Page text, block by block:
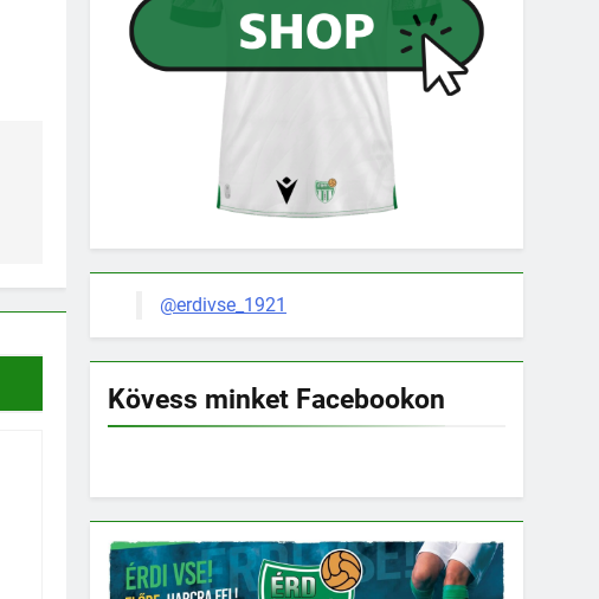
@erdivse_1921
Kövess minket Facebookon